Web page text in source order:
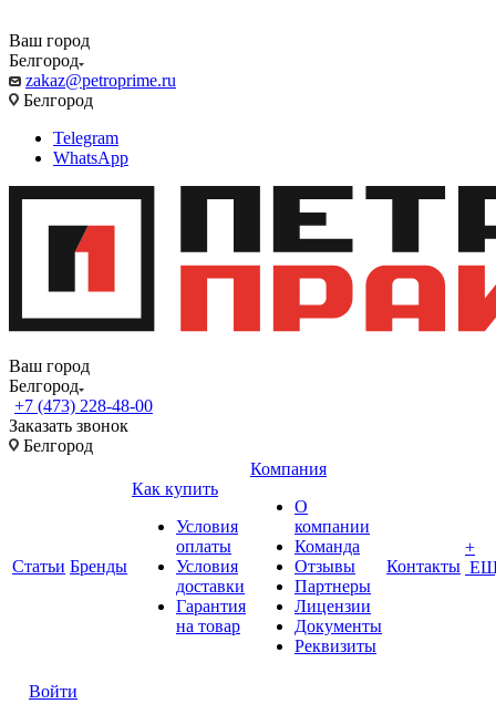
Ваш город
Белгород
zakaz@petroprime.ru
Белгород
Telegram
WhatsApp
Ваш город
Белгород
+7 (473) 228-48-00
Заказать звонок
Белгород
Статьи Бренды
Как купить
Условия
оплаты
Условия
доставки
Гарантия
на товар
Компания
О
компании
Команда
Отзывы
Партнеры
Лицензии
Документы
Реквизиты
Контакты
+
Войти